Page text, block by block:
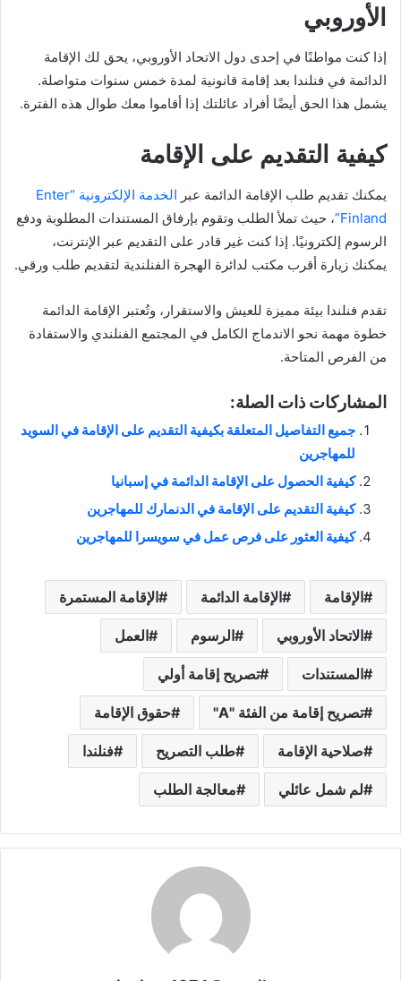
الأوروبي
إذا كنت مواطنًا في إحدى دول الاتحاد الأوروبي، يحق لك الإقامة
الدائمة في فنلندا بعد إقامة قانونية لمدة خمس سنوات متواصلة.
يشمل هذا الحق أيضًا أفراد عائلتك إذا أقاموا معك طوال هذه الفترة.
كيفية التقديم على الإقامة
يمكنك تقديم طلب الإقامة الدائمة عبر
الخدمة الإلكترونية “Enter
Finland” ، حيث تملأ الطلب وتقوم بإرفاق المستندات المطلوبة ودفع
الرسوم إلكترونيًا. إذا كنت غير قادر على التقديم عبر الإنترنت،
يمكنك زيارة أقرب مكتب لدائرة الهجرة الفنلندية لتقديم طلب ورقي.
تقدم فنلندا بيئة مميزة للعيش والاستقرار، وتُعتبر الإقامة الدائمة
خطوة مهمة نحو الاندماج الكامل في المجتمع الفنلندي والاستفادة
من الفرص المتاحة.
المشاركات ذات الصلة:
جميع التفاصيل المتعلقة بكيفية التقديم على الإقامة في السويد
للمهاجرين
كيفية الحصول على الإقامة الدائمة في إسبانيا
كيفية التقديم على الإقامة في الدنمارك للمهاجرين
كيفية العثور على فرص عمل في سويسرا للمهاجرين
الإقامة الإقامة الدائمة الإقامة المستمرة
الاتحاد الأوروبي الرسوم العمل
المستندات تصريح إقامة أولي
تصريح إقامة من الفئة "A" حقوق الإقامة
صلاحية الإقامة طلب التصريح فنلندا
لم شمل عائلي معالجة الطلب